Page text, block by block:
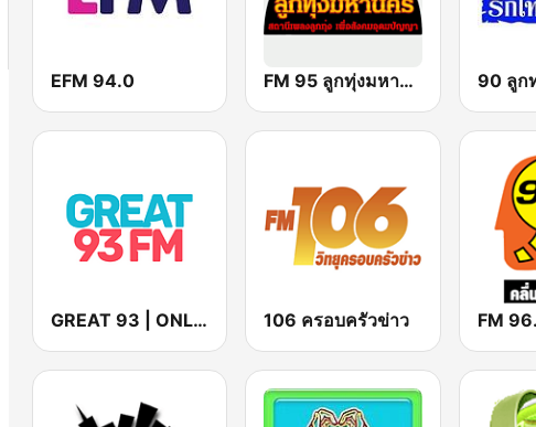
EFM 94.0 FM 95 ลูกทุ่งมหานคร อสมท 90 ลูก
GREAT 93 | ONLINE 106 ครอบครัวข่าว